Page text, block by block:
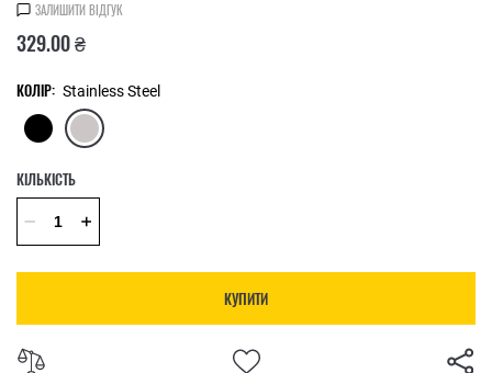
ЗАЛИШИТИ ВІДГУК
329.00 ₴
КОЛІР: Stainless Steel
КІЛЬКІСТЬ
КУПИТИ